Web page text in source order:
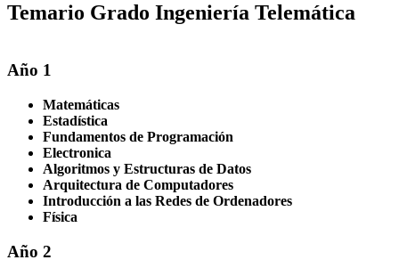
Temario Grado Ingeniería Telemática
Año 1
Matemáticas
Estadística
Fundamentos de Programación
Electronica
Algoritmos y Estructuras de Datos
Arquitectura de Computadores
Introducción a las Redes de Ordenadores
Física
Año 2